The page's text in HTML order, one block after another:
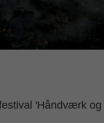
'Håndværk og